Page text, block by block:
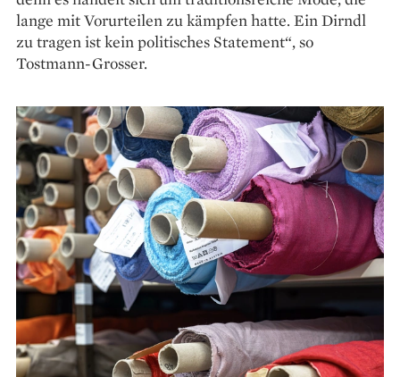
lange mit Vorurteilen zu kämpfen hatte. Ein Dirndl
zu tragen ist kein politisches Statement“, so
Tostmann-Grosser.